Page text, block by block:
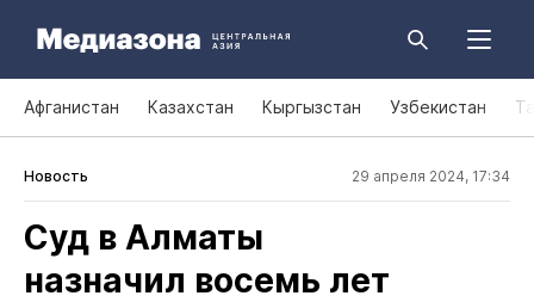
Афганистан Казахстан Кыргызстан Узбекистан
Новость 29 апреля 2024, 17:34
Суд в Алматы
назначил восемь лет